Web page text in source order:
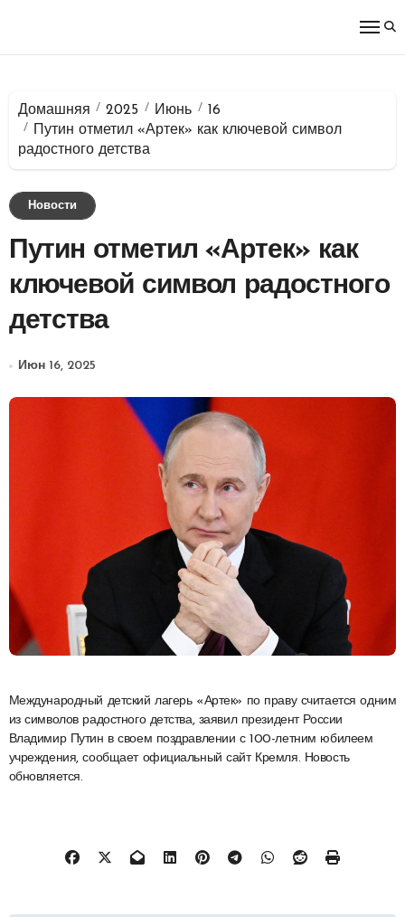
Домашняя 2025 Июнь
16
Путин отметил «Артек» как ключевой символ
радостного детства
Новости
Путин отметил «Артек» как
ключевой символ радостного
детства
Июн 16, 2025
Международный детский лагерь «Артек» по праву считается одним
из символов радостного детства, заявил президент России
Владимир Путин в своем поздравлении с 100-летним юбилеем
учреждения, сообщает официальный сайт Кремля. Новость
обновляется.